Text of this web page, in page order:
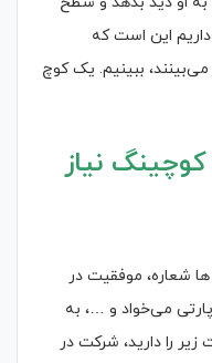
داریم این است که
ببینیم. یک کوچ
نیاز
شعاره، موفقیت در
می‌خواد و …، به
را دارید، شرکت در